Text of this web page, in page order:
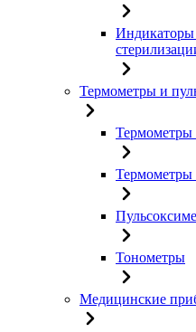
Индикаторы
Термометры и
Термометры
Термометры
Тонометры
Медицинские